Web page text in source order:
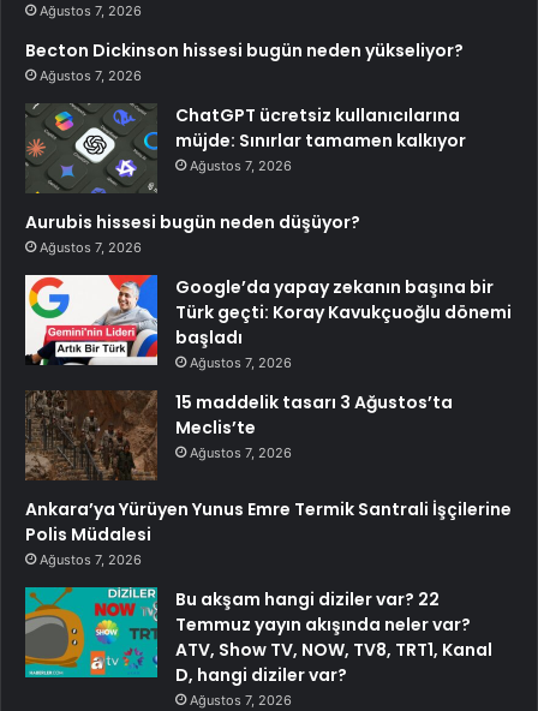
Ağustos 7, 2026
Becton Dickinson hissesi bugün neden yükseliyor?
Ağustos 7, 2026
ChatGPT ücretsiz kullanıcılarına
müjde: Sınırlar tamamen kalkıyor
Ağustos 7, 2026
Aurubis hissesi bugün neden düşüyor?
Ağustos 7, 2026
Google’da yapay zekanın başına bir
Türk geçti: Koray Kavukçuoğlu dönemi
başladı
Ağustos 7, 2026
15 maddelik tasarı 3 Ağustos’ta
Meclis’te
Ağustos 7, 2026
Ankara’ya Yürüyen Yunus Emre Termik Santrali İşçilerine
Polis Müdalesi
Ağustos 7, 2026
Bu akşam hangi diziler var? 22
Temmuz yayın akışında neler var?
ATV, Show TV, NOW, TV8, TRT1, Kanal
D, hangi diziler var?
Ağustos 7, 2026